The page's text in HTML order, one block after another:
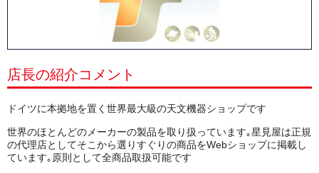
店長の紹介コメント
ドイツに本拠地を置く世界最大級の天文機器ショップです
世界のほとんどのメーカーの製品を取り扱っています｡星見屋は正規
の代理店としてそこから選りすぐりの商品をWebショップに掲載し
ています｡原則として全商品取扱可能です